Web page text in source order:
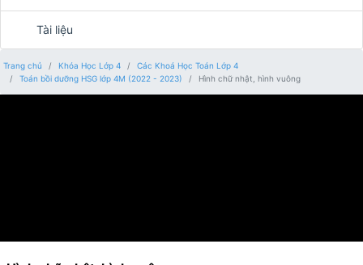
Tài liệu
Trang chủ Khóa Học Lớp 4
Các Khoá Học Toán Lớp 4
Toán bồi dưỡng HSG lớp 4M (2022 - 2023)
Hình chữ nhật, hình vuông